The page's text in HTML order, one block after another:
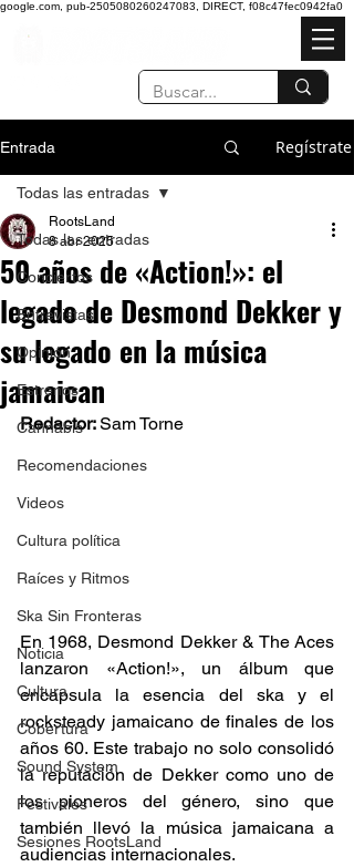
google.com, pub-2505080260247083, DIRECT, f08c47fec0942fa0
Entrada Regístrate
Todas las entradas
Conciertos
Entrevistas
Opinión
Estrenos
Cannabis
Recomendaciones
Videos
Cultura política
Raíces y Ritmos
Ska Sin Fronteras
Noticia
Cultura
Cobertura
Sound System
Festivales
Sesiones RootsLand
Todas las entradas
50 años de «Action!»: el
legado de Desmond Dekker y
su legado en la música
jamaican
RootsLand
8 abr 2025
Redactor: Sam Torne
En 1968, Desmond Dekker & The Aces
lanzaron «Action!», un álbum que
encapsula la esencia del ska y el
rocksteady jamaicano de finales de los
años 60. Este trabajo no solo consolidó
la reputación de Dekker como uno de
los pioneros del género, sino que
también llevó la música jamaicana a
audiencias internacionales.​